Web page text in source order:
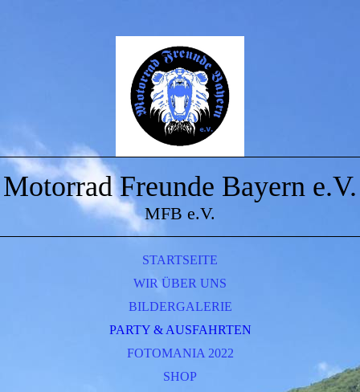
Motorrad Freunde Bayern e.V.
MFB e.V.
STARTSEITE
WIR ÜBER UNS
BILDERGALERIE
PARTY & AUSFAHRTEN
FOTOMANIA 2022
SHOP